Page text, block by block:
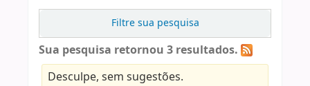
Filtre sua pesquisa
Sua pesquisa retornou 3 resultados.
Desculpe, sem sugestões.